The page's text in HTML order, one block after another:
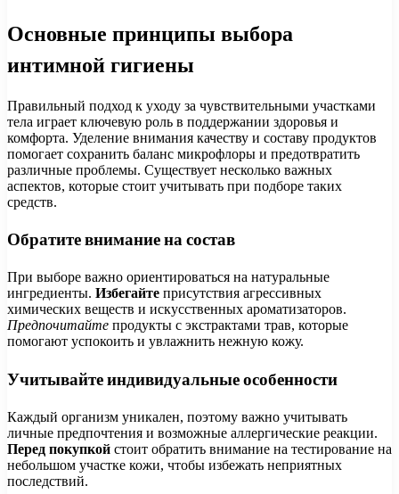
Основные принципы выбора
интимной гигиены
Правильный подход к уходу за чувствительными участками
тела играет ключевую роль в поддержании здоровья и
комфорта. Уделение внимания качеству и составу продуктов
помогает сохранить баланс микрофлоры и предотвратить
различные проблемы. Существует несколько важных
аспектов, которые стоит учитывать при подборе таких
средств.
Обратите внимание на состав
При выборе важно ориентироваться на натуральные
ингредиенты. Избегайте присутствия агрессивных
химических веществ и искусственных ароматизаторов.
Предпочитайте продукты с экстрактами трав, которые
помогают успокоить и увлажнить нежную кожу.
Учитывайте индивидуальные особенности
Каждый организм уникален, поэтому важно учитывать
личные предпочтения и возможные аллергические реакции.
Перед покупкой стоит обратить внимание на тестирование на
небольшом участке кожи, чтобы избежать неприятных
последствий.